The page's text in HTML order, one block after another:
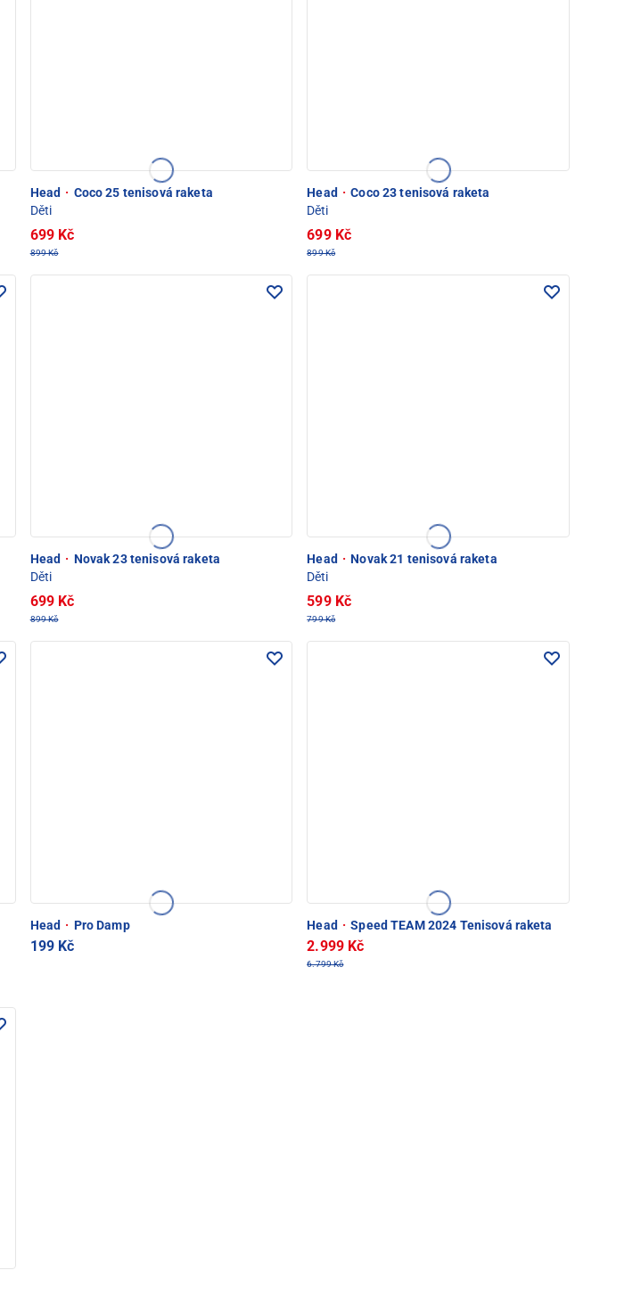
Head · Coco 25 tenisová raketa
Děti
699 Kč
899 Kč
Head · Coco 23 tenisová raketa
Děti
699 Kč
899 Kč
Head · Novak 23 tenisová raketa
Děti
699 Kč
899 Kč
Head · Novak 21 tenisová raketa
Děti
599 Kč
799 Kč
Head · Pro Damp
199 Kč
Head · Speed TEAM 2024 Tenisová raketa
2.999 Kč
6.799 Kč